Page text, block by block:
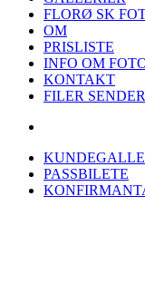
FLORØ SK
OM
PRISLISTE
INFO OM
KONTAKT
FILER
PASSBILETE